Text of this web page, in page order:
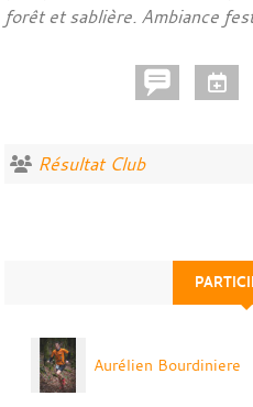
forêt et sablière. Ambiance
Résultat Club
Aurélien Bourdiniere